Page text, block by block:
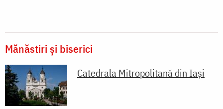
Mănăstiri și biserici
Catedrala Mitropolitană din Iaşi